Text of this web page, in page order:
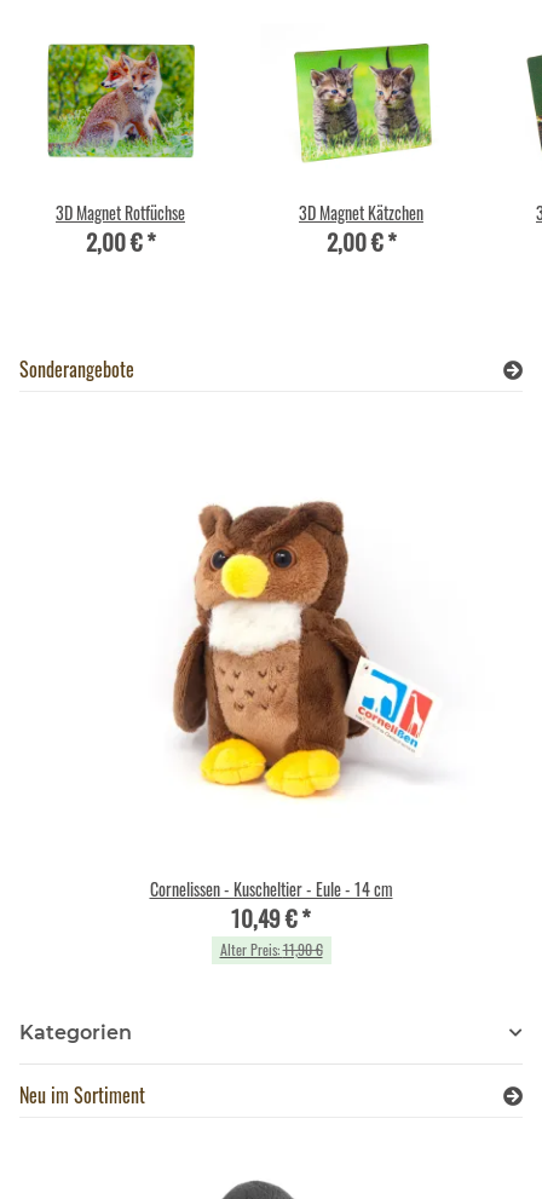
3D Magnet Rotfüchse
2,00 €*
3D Magnet Kätzchen
2,00 €*
Sonderangebote
Cornelissen - Kuscheltier - Eule - 14 cm
10,49 €*
Alter Preis:11,90 €
Kategorien
Neu im Sortiment